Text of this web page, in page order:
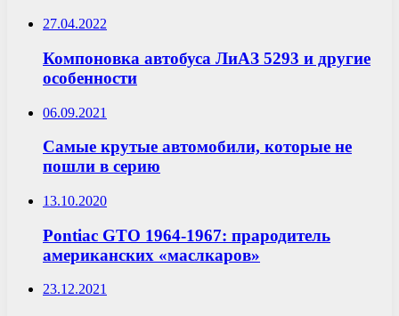
27.04.2022
Компоновка автобуса ЛиАЗ 5293 и другие
особенности
06.09.2021
Самые крутые автомобили, которые не
пошли в серию
13.10.2020
Pontiac GTO 1964-1967: прародитель
американских «маслкаров»
23.12.2021